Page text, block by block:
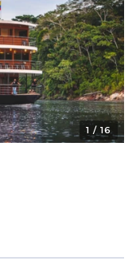
1 / 16